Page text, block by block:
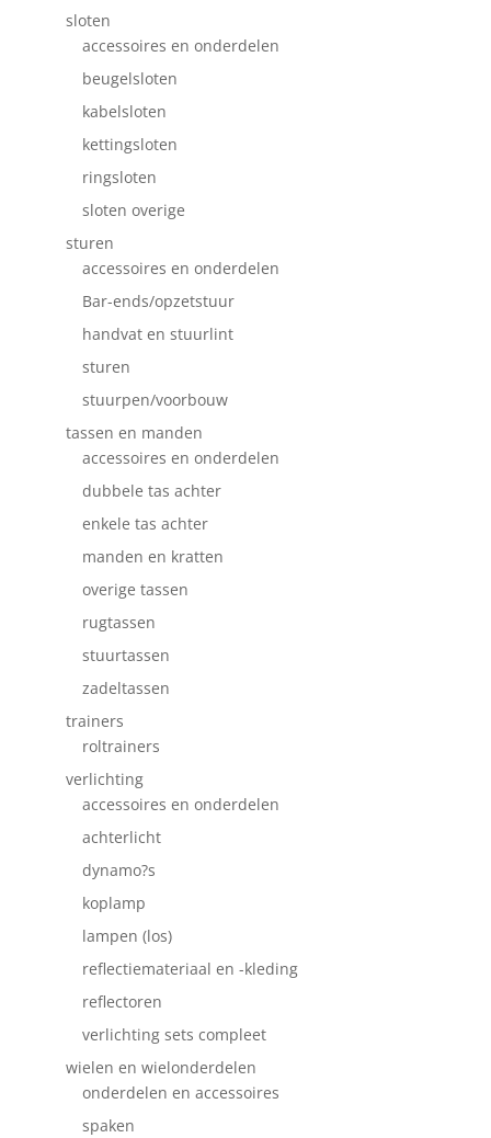
sloten
accessoires en onderdelen
beugelsloten
kabelsloten
kettingsloten
ringsloten
sloten overige
sturen
accessoires en onderdelen
Bar-ends/opzetstuur
handvat en stuurlint
sturen
stuurpen/voorbouw
tassen en manden
accessoires en onderdelen
dubbele tas achter
enkele tas achter
manden en kratten
overige tassen
rugtassen
stuurtassen
zadeltassen
trainers
roltrainers
verlichting
accessoires en onderdelen
achterlicht
dynamo?s
koplamp
lampen (los)
reflectiemateriaal en -kleding
reflectoren
verlichting sets compleet
wielen en wielonderdelen
onderdelen en accessoires
spaken